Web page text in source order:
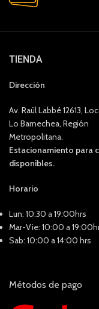
TIENDA
Dirección
Av. Raúl Labbé 12613,
Lo Barnechea, Región
Metropolitana.
Estacionamiento para
disponibles.
Horario
Lun: 10:30 a 19:00hrs
Mar-Vie: 10:00 a
Sab: 10:00 a 14:00 hrs
Métodos de pago